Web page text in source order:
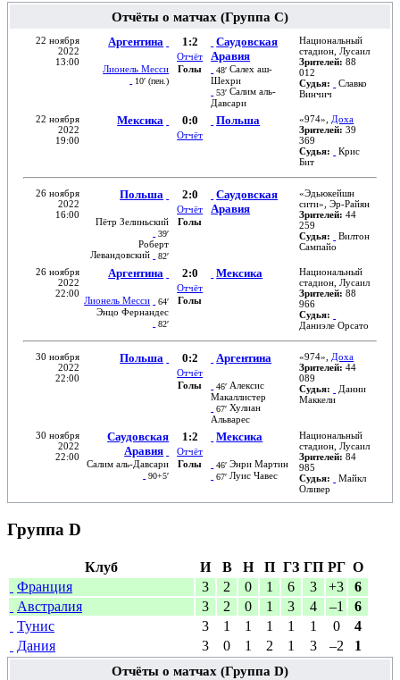
Отчёты о матчах (Группа C)
22 ноября
2022
13:00
Аргентина 1:2
Отчёт
Саудовская
Аравия
Лионель Месси
10′ (пен.)
Голы 48′ Салех аш-
Шехри
53′ Салим аль-
Давсари
Национальный
стадион ,Лусаил
Зрителей: 88
012
Судья:
Славко
Винчич
22 ноября
2022
19:00
Мексика 0:0
Отчёт
Польша «974», Доха
Зрителей: 39
369
Судья:
Крис
Бит
26 ноября
2022
16:00
Польша 2:0
Отчёт
Саудовская
Аравия
Пётр Зелиньский
39′
Роберт
Левандовский
82′
Голы
«Эдьюкейшн
сити»,Эр-Райян
Зрителей: 44
259
Судья:
Вилтон
Сампайо
26 ноября
2022
22:00
Аргентина 2:0
Отчёт
Мексика
Лионель Месси 64′
Энцо Фернандес
82′
Голы
Национальный
стадион ,Лусаил
Зрителей: 88
966
Судья:
Даниэле Орсато
30 ноября
2022
22:00
Польша 0:2
Отчёт
Аргентина
Голы 46′ Алексис
Макаллистер
67′ Хулиан
Альварес
«974», Доха
Зрителей: 44
089
Судья:
Данни
Маккели
30 ноября
2022
22:00
Саудовская
Аравия
1:2
Отчёт
Мексика
Салим аль-Давсари
90+5′
Голы 46′ Энри Мартин
67′ Луис Чавес
Национальный
стадион ,Лусаил
Зрителей: 84
985
Судья:
Майкл
Оливер
Группа D
Клуб И В Н П ГЗ ГП РГ О
Франция
3 2 0 1 6 3 +3
6
Австралия
3 2 0 1 3 4 –1
6
Тунис
3 1 1 1 1 1 0
4
Дания
3 0 1 2 1 3 –2
1
Отчёты о матчах (Группа D)